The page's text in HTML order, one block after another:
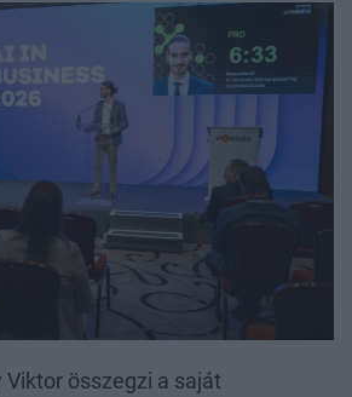
összegzi a saját